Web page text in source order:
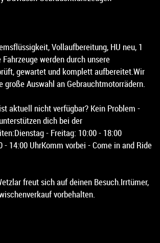
Vollaufbereitung, HU neu, 1
werden durch unsere
gewartet und komplett aufbereitet.Wir
große Auswahl an Gebrauchtmotorrädern.
aktuell nicht verfügbar? Kein Problem -
dich bei der
- Freitag: 10:00 - 18:00
- 14:00 UhrKomm vorbei - Come in and Ride
freut sich auf deinen Besuch.Irrtümer,
vorbehalten.